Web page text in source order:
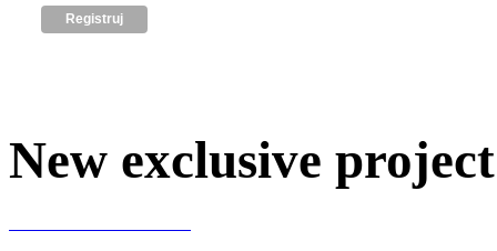
New exclusive